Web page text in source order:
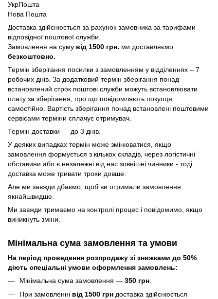
УкрПошта
Нова Пошта
Доставка здійснюється за рахунок замовника за тарифами
відповідної поштової служби.
Замовлення на суму від 1500 грн. ми доставляємо
безкоштовно.
Термін зберігання посилки з замовленням у відділеннях – 7
робочих днів. За додатковий термін зберігання понад
встановлений строк поштові служби можуть встановлювати
плату за зберігання, про що повідомляють покупця
самостійно. Вартість зберігання понад вcтановлені поштовими
сервісами терміни сплачує отримувач.
Термін доставки — до 3 днів.
У деяких випадках термін може змінюватися, якщо
замовлення формується з кількох складів, через логістичні
обставини або є незалежні від нас зовнішні чинники - тоді
доставка може тривати трохи довше.
Але ми завжди дбаємо, щоб ви отримали замовлення
якнайшвидше.
Ми завжди тримаємо на контролі процес і повідомимо, якщо
виникнуть зміни.
Мінімальна сума замовлення та умови
На період проведення розпродажу зі знижками до 50%
діють спеціальні умови оформлення замовлень:
Мінімальна сума замовлення — 350 грн
При замовленні від 1500 грн доставка здійснюється